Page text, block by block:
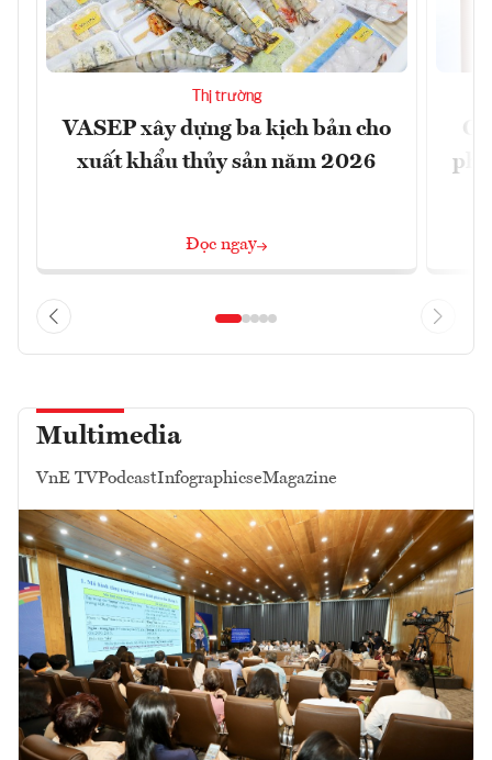
Thị trường
VASEP xây dựng ba kịch bản cho
xuất khẩu thủy sản năm 2026
Đọc ngay
Multimedia
VnE TVPodcastInfographicseMagazine